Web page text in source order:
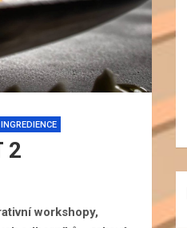
2
workshopy,